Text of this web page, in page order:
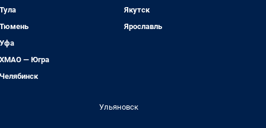
Тула
Тюмень
Уфа
ХМАО — Югра
Челябинск
Якутск
Ярославль
Ульяновск